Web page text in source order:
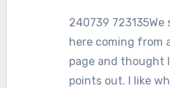
240739
here coming from
page and thought
points out. I like